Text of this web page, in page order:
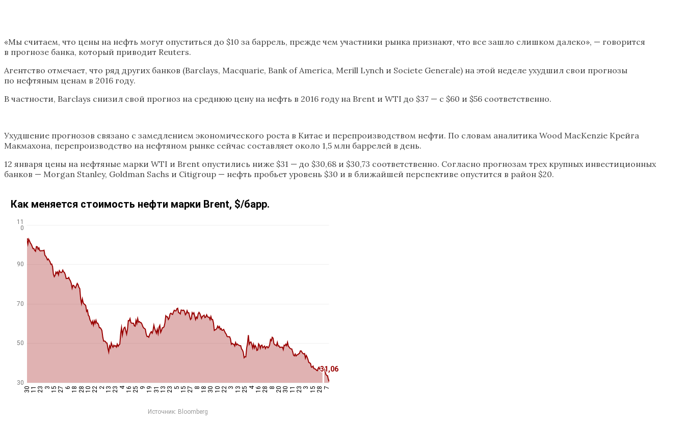
«Мы считаем, что цены на нефть могут опуститься до $10 за баррель, прежде чем участники рынка признают, что все зашло слишком далеко», — говорится
в прогнозе банка, который приводит Reuters.
Агентство отмечает, что ряд других банков (Barclays, Macquarie, Bank of America, Merill Lynch и Societe Generalе) на этой неделе ухудшил свои прогнозы
по нефтяным ценам в 2016 году.
В частности, Barclays снизил свой прогноз на среднюю цену на нефть в 2016 году на Brent и WTI до $37 — с $60 и $56 соответственно.
Ухудшение прогнозов связано с замедлением экономического роста в Китае и перепроизводством нефти. По словам аналитика Wood MacKenzie Крейга
Макмахона, перепроизводство на нефтяном рынке сейчас составляет около 1,5 млн баррелей в день.
12 января цены на нефтяные марки WTI и Brent опустились ниже $31 — до $30,68 и $30,73 соответственно. Согласно прогнозам трех крупных инвестиционных
банков — Morgan Stanley, Goldman Sachs и Citigroup — нефть пробьет уровень $30 и в ближайшей перспективе опустится в район $20.